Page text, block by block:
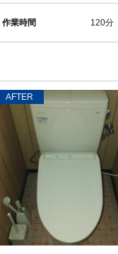
作業時間 120分
AFTER